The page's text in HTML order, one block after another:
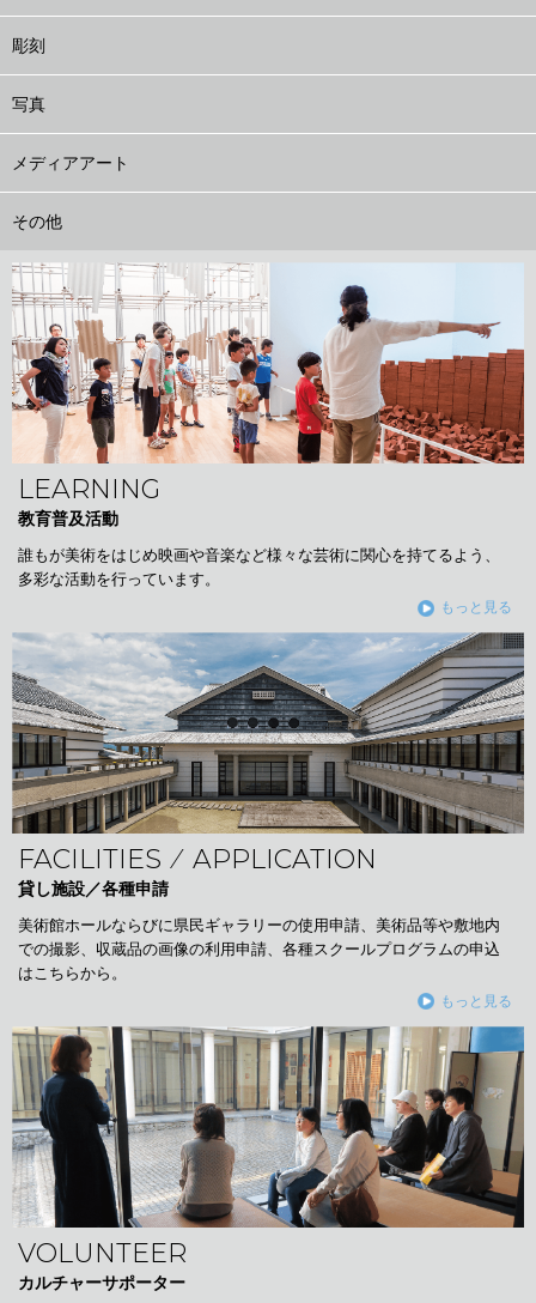
彫刻
写真
メディアアート
その他
LEARNING
教育普及活動
誰もが美術をはじめ映画や音楽など様々な芸術に関心を持てるよう、
多彩な活動を行っています。
もっと見る
FACILITIES ⁄ APPLICATION
貸し施設／各種申請
美術館ホールならびに県民ギャラリーの使用申請、美術品等や敷地内
での撮影、収蔵品の画像の利用申請、各種スクールプログラムの申込
はこちらから。
もっと見る
VOLUNTEER
カルチャーサポーター